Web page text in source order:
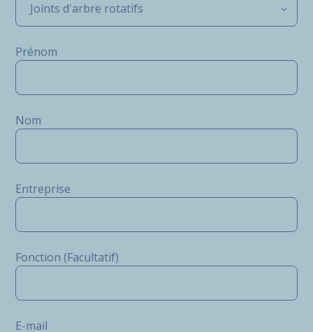
Joints d'arbre rotatifs
Prénom
Nom
Entreprise
Fonction (Facultatif)
E-mail